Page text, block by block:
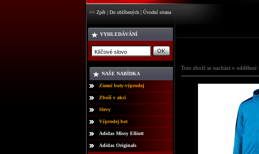
<< Zpět | Do oblíbených | Úvodní strana
VYHLEDÁVÁNÍ
NAŠE NABÍDKA
Zimní boty-výprodej
Zboží v akci
Slevy
Výprodej bot
Adidas Missy Elliott
Adidas Originals
Toto zboží se nachází v oddělení: